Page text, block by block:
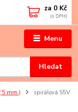
Menu
Hledat
za 0 Kč
5 mm )
spirálová S5V